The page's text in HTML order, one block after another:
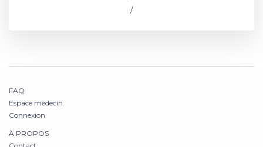
/
FAQ
Espace médecin
Connexion
À PROPOS